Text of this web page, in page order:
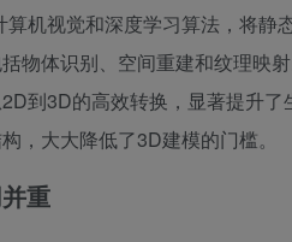
机视觉和深度学习算法，将静
物体识别、空间重建和纹理映
到3D的高效转换，显著提升了
，大大降低了3D建模的门槛。
重